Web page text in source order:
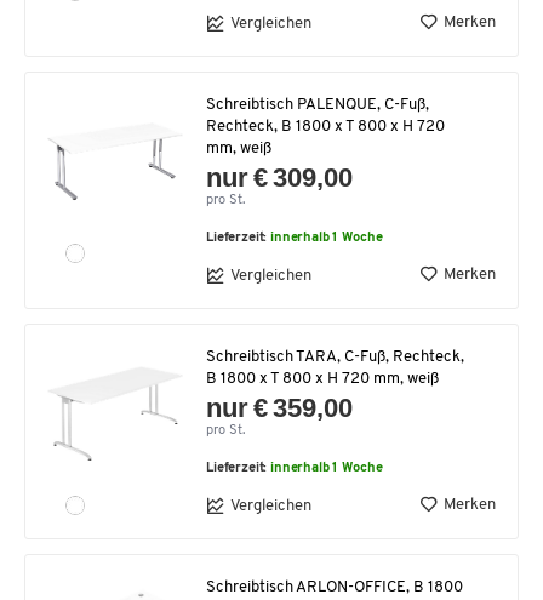
Vergleichen Merken
Schreibtisch PALENQUE, C-Fuß,
Rechteck, B 1800 x T 800 x H 720
mm, weiß
nur € 309,00
pro St.
Lieferzeit:innerhalb 1 Woche
Vergleichen Merken
Schreibtisch TARA, C-Fuß, Rechteck,
B 1800 x T 800 x H 720 mm, weiß
nur € 359,00
pro St.
Lieferzeit:innerhalb 1 Woche
Vergleichen Merken
Schreibtisch ARLON-OFFICE, B 1800